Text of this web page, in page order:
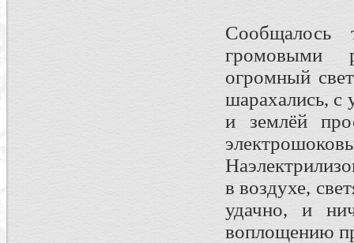
Сообщалось
громовыми
огромный
шарахались, с
и землёй
в воздухе,
удачно, и
воплощению